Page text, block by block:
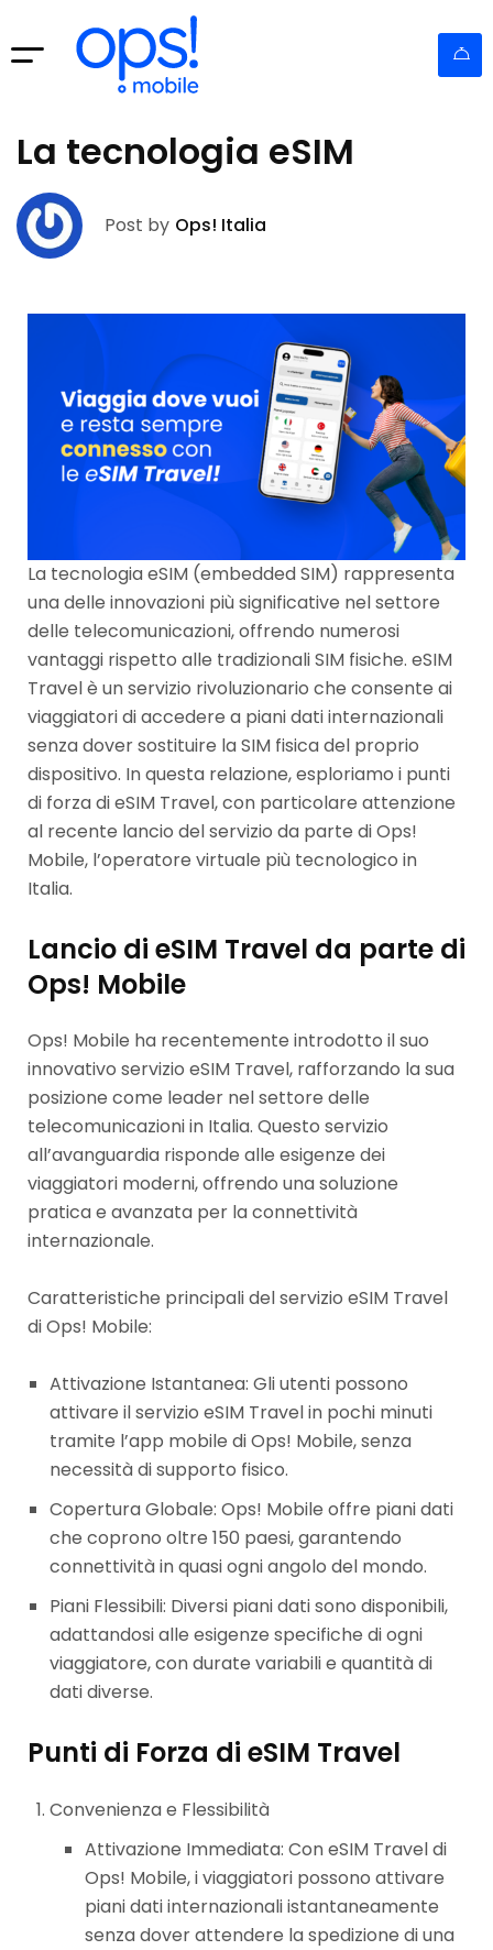
La tecnologia eSIM
Post by Ops! Italia
La tecnologia eSIM (embedded SIM) rappresenta
una delle innovazioni più significative nel settore
delle telecomunicazioni, offrendo numerosi
vantaggi rispetto alle tradizionali SIM fisiche. eSIM
Travel è un servizio rivoluzionario che consente ai
viaggiatori di accedere a piani dati internazionali
senza dover sostituire la SIM fisica del proprio
dispositivo. In questa relazione, esploriamo i punti
di forza di eSIM Travel, con particolare attenzione
al recente lancio del servizio da parte di Ops!
Mobile, l’operatore virtuale più tecnologico in
Italia.
Lancio di eSIM Travel da parte di
Ops! Mobile
Ops! Mobile ha recentemente introdotto il suo
innovativo servizio eSIM Travel, rafforzando la sua
posizione come leader nel settore delle
telecomunicazioni in Italia. Questo servizio
all’avanguardia risponde alle esigenze dei
viaggiatori moderni, offrendo una soluzione
pratica e avanzata per la connettività
internazionale.
Caratteristiche principali del servizio eSIM Travel
di Ops! Mobile:
Attivazione Istantanea: Gli utenti possono
attivare il servizio eSIM Travel in pochi minuti
tramite l’app mobile di Ops! Mobile, senza
necessità di supporto fisico.
Copertura Globale: Ops! Mobile offre piani dati
che coprono oltre 150 paesi, garantendo
connettività in quasi ogni angolo del mondo.
Piani Flessibili: Diversi piani dati sono disponibili,
adattandosi alle esigenze specifiche di ogni
viaggiatore, con durate variabili e quantità di
dati diverse.
Punti di Forza di eSIM Travel
Convenienza e Flessibilità
Attivazione Immediata: Con eSIM Travel di
Ops! Mobile, i viaggiatori possono attivare
piani dati internazionali istantaneamente
senza dover attendere la spedizione di una